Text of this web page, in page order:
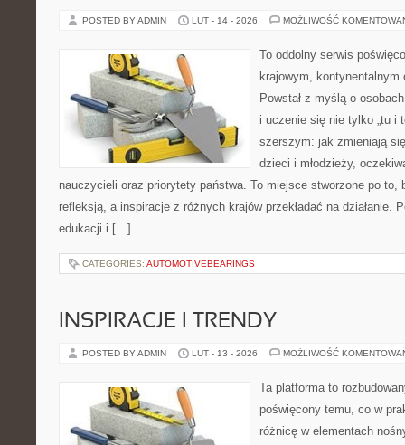
POSTED BY ADMIN LUT - 14 - 2026 MOŻLIWOŚĆ
To oddolny serwis
krajowym, kontynentalnym
Powstał z myślą o
i uczenie się nie tylko „tu i
szerszym: jak zmieniają
dzieci i młodzieży,
nauczycieli oraz priorytety państwa. To miejsce stworzone po to,
refleksją, a inspiracje z różnych krajów przekładać na działanie.
edukacji i […]
CATEGORIES: AUTOMOTIVEBEARINGS
INSPIRACJE I TRENDY
POSTED BY ADMIN LUT - 13 - 2026 MOŻLIWOŚĆ
Ta platforma to
poświęcony temu, co w
różnicę w elementach